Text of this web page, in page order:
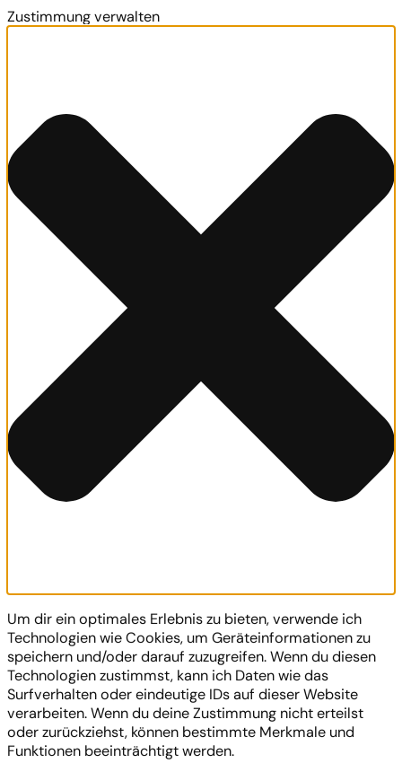
Zustimmung verwalten
Um dir ein optimales Erlebnis zu bieten, verwende ich
Technologien wie Cookies, um Geräteinformationen zu
speichern und/oder darauf zuzugreifen. Wenn du diesen
Technologien zustimmst, kann ich Daten wie das
Surfverhalten oder eindeutige IDs auf dieser Website
verarbeiten. Wenn du deine Zustimmung nicht erteilst
oder zurückziehst, können bestimmte Merkmale und
Funktionen beeinträchtigt werden.